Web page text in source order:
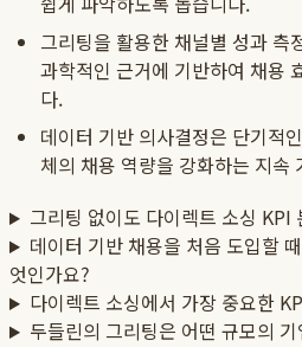
그리팅을 활용한 채널별 성과 측
과학적인 근거에 기반하여 채용
다.
데이터 기반 의사결정은 단기적
체의 채용 역량을 강화하는 지속
그리팅 없이도 다이렉트 소싱 KPI
데이터 기반 채용을 처음 도입할
엇인가요?
다이렉트 소싱에서 가장 중요한
두들린의 그리팅은 어떤 규모의